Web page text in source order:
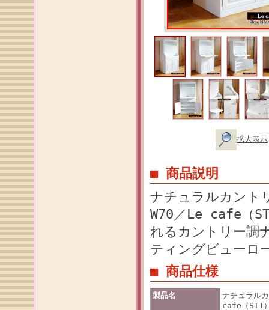
拡大表示
■ 商品説明
ナチュラルカント
W70／Le cafe（
れるカントリー調
ティングビューロ
■ 商品仕様
製品名
ナチュラル
cafe（ST1